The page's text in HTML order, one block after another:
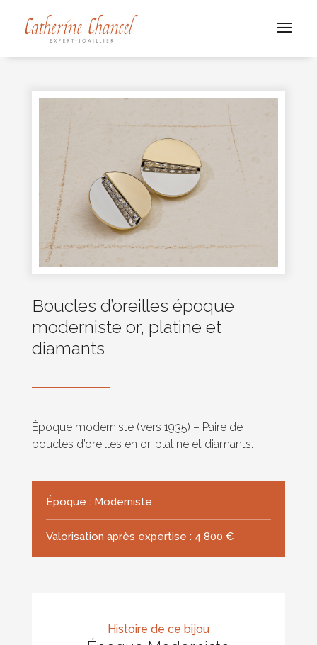
Boucles d’oreilles époque
moderniste or, platine et
diamants
Époque moderniste (vers 1935) – Paire de
boucles d’oreilles en or, platine et diamants.
Époque : Moderniste
Valorisation après expertise : 4 800 €
Histoire de ce bijou